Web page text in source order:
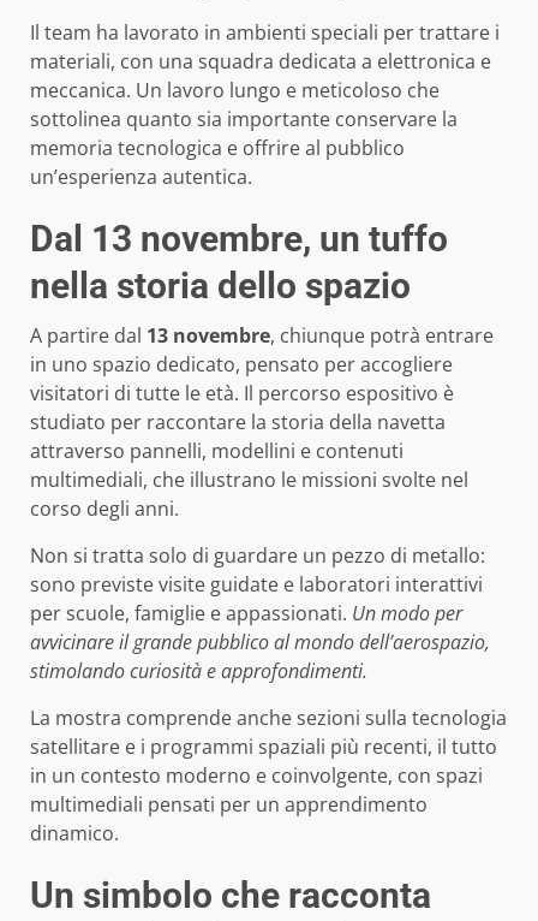
Il team ha lavorato in ambienti speciali per trattare i
materiali, con una squadra dedicata a elettronica e
meccanica. Un lavoro lungo e meticoloso che
sottolinea quanto sia importante conservare la
memoria tecnologica e offrire al pubblico
un’esperienza autentica.
Dal 13 novembre, un tuffo
nella storia dello spazio
A partire dal 13 novembre, chiunque potrà entrare
in uno spazio dedicato, pensato per accogliere
visitatori di tutte le età. Il percorso espositivo è
studiato per raccontare la storia della navetta
attraverso pannelli, modellini e contenuti
multimediali, che illustrano le missioni svolte nel
corso degli anni.
Non si tratta solo di guardare un pezzo di metallo:
sono previste visite guidate e laboratori interattivi
per scuole, famiglie e appassionati. Un modo per
avvicinare il grande pubblico al mondo dell’aerospazio,
stimolando curiosità e approfondimenti.
La mostra comprende anche sezioni sulla tecnologia
satellitare e i programmi spaziali più recenti, il tutto
in un contesto moderno e coinvolgente, con spazi
multimediali pensati per un apprendimento
dinamico.
Un simbolo che racconta